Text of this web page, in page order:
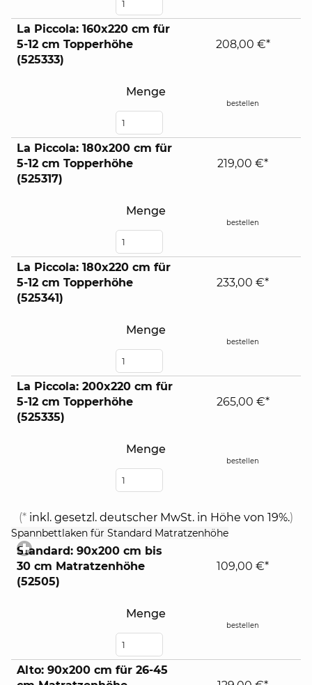
La Piccola: 160x220 cm für
5-12 cm Topperhöhe
(525333)
Menge
208,00 €*
bestellen
La Piccola: 180x200 cm für
5-12 cm Topperhöhe
(525317)
Menge
219,00 €*
bestellen
La Piccola: 180x220 cm für
5-12 cm Topperhöhe
(525341)
Menge
233,00 €*
bestellen
La Piccola: 200x220 cm für
5-12 cm Topperhöhe
(525335)
Menge
265,00 €*
bestellen
(* inkl. gesetzl. deutscher MwSt. in Höhe von 19%.)
Spannbettlaken für Standard Matratzenhöhe
contents
Standard: 90x200 cm bis
30 cm Matratzenhöhe
(52505)
Menge
109,00 €*
bestellen
Alto: 90x200 cm für 26-45